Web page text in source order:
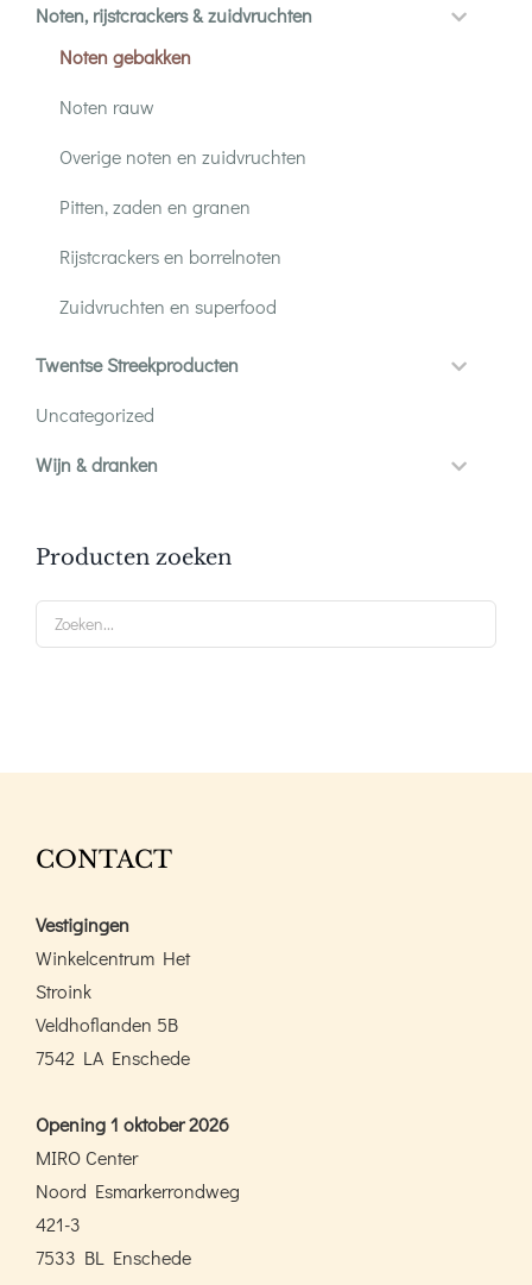
Noten, rijstcrackers & zuidvruchten
Noten gebakken
Noten rauw
Overige noten en zuidvruchten
Pitten, zaden en granen
Rijstcrackers en borrelnoten
Zuidvruchten en superfood
Twentse Streekproducten
Uncategorized
Wijn & dranken
Producten zoeken
CONTACT
Vestigingen
Winkelcentrum Het
Stroink
Veldhoflanden 5B
7542 LA Enschede
Opening 1 oktober 2026
MIRO Center
Noord Esmarkerrondweg
421-3
7533 BL Enschede